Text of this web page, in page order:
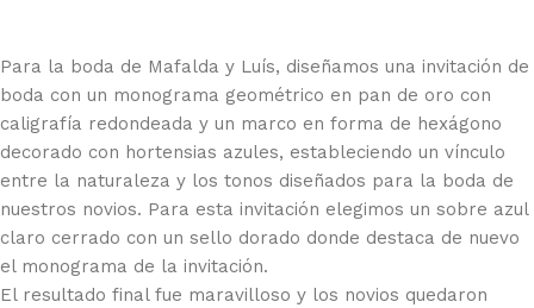
Para la boda de Mafalda y Luís, diseñamos una invitación de
boda con un monograma geométrico en pan de oro con
caligrafía redondeada y un marco en forma de hexágono
decorado con hortensias azules, estableciendo un vínculo
entre la naturaleza y los tonos diseñados para la boda de
nuestros novios. Para esta invitación elegimos un sobre azul
claro cerrado con un sello dorado donde destaca de nuevo
el monograma de la invitación.
El resultado final fue maravilloso y los novios quedaron